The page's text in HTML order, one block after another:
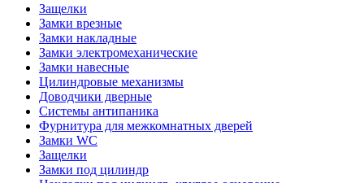
Защелки
Замки врезные
Замки накладные
Замки электромеханические
Замки навесные
Цилиндровые механизмы
Доводчики дверные
Системы антипаника
Фурнитура для межкомнатных дверей
Замки WC
Защелки
Замки под цилиндр